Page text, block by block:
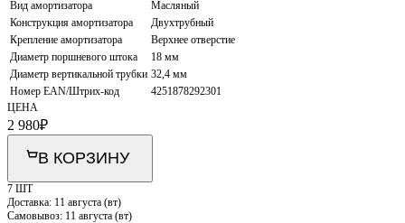
Вид амортизатора
Масляный
Конструкция амортизатора
Двухтрубный
Крепление амортизатора
Верхнее отверстие
Диаметр поршневого штока
18 мм
Диаметр вертикальной трубки 32,4 мм
Номер EAN/Штрих-код
4251878292301
ЦЕНА
2 980₽
В КОРЗИНУ
7 ШТ
Доставка: 11 августа (вт)
Самовывоз: 11 августа (вт)